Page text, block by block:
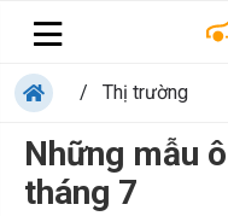
/ Thị trường
Những mẫu
tháng 7